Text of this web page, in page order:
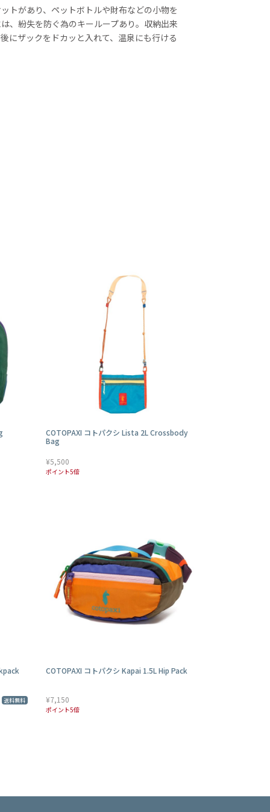
トがあり、ペットボトルや財布などの小物を
、紛失を防ぐ為のキーループあり。収納出来
にザックをドカッと入れて、温泉にも行ける
COTOPAXI コトパクシ Lista 2L Crossbody
Bag
¥5,500
ポイント5倍
送料無料
COTOPAXI コトパクシ Kapai 1.5L Hip Pack
¥7,150
ポイント5倍